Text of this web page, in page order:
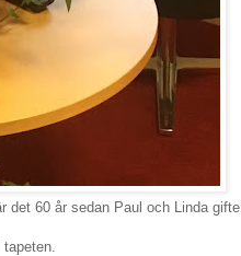
det 60 år sedan Paul och Linda gifte